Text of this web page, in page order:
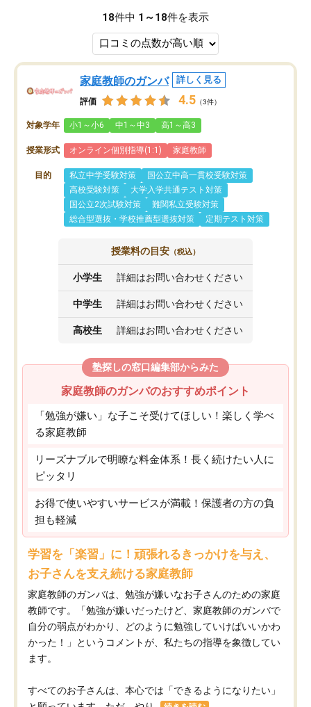
18件中 1～18件を表示
家庭教師のガンバ 詳しく見る
評価 4.5 （3件）
対象学年 小1～小6 中1～中3 高1～高3
授業形式 オンライン個別指導(1:1) 家庭教師
目的 私立中学受験対策
国公立中高一貫校受験対策
高校受験対策
大学入学共通テスト対策
国公立2次試験対策
難関私立受験対策
総合型選抜・学校推薦型選抜対策
定期テスト対策
授業料の目安 （税込）
小学生 詳細はお問い合わせください
中学生 詳細はお問い合わせください
高校生 詳細はお問い合わせください
塾探しの窓口編集部からみた
家庭教師のガンバのおすすめポイント
「勉強が嫌い」な子こそ受けてほしい！楽しく学べ
る家庭教師
リーズナブルで明瞭な料金体系！長く続けたい人に
ピッタリ
お得で使いやすいサービスが満載！保護者の方の負
担も軽減
学習を「楽習」に！頑張れるきっかけを与え、
お子さんを支え続ける家庭教師
家庭教師のガンバは、勉強が嫌いなお子さんのための家庭
教師です。「勉強が嫌いだったけど、家庭教師のガンバで
自分の弱点がわかり、どのように勉強していけばいいかわ
かった！」というコメントが、私たちの指導を象徴してい
ます。
すべてのお子さんは、本心では「できるようになりたい」